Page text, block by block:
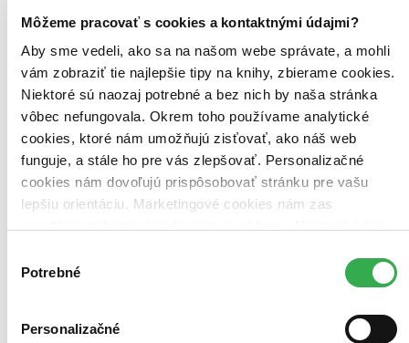
Môžeme pracovať s cookies a kontaktnými údajmi?
Aby sme vedeli, ako sa na našom webe správate, a mohli
vám zobraziť tie najlepšie tipy na knihy, zbierame cookies.
Niektoré sú naozaj potrebné a bez nich by naša stránka
vôbec nefungovala. Okrem toho používame analytické
cookies, ktoré nám umožňujú zisťovať, ako náš web
funguje, a stále ho pre vás zlepšovať. Personalizačné
cookies nám dovoľujú prispôsobovať stránku pre vašu
lepšiu orientáciu. Marketingové cookies nám zas
keby sme mohli používať všetky tieto cookies. Ďakujeme!
súhlasu
Potrebné
Personalizačné
Zoradiť
Bestsellery
Top hodnotené
Novinky
Najdrahšie
Najlacnejšie
Najvyššia zľava
Použité filtre